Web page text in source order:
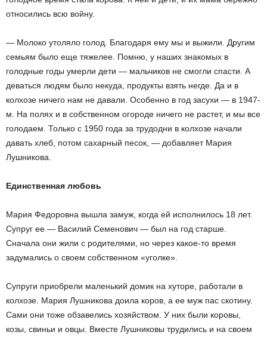
относились всю войну.
— Молоко утоляло голод. Благодаря ему мы и выжили. Другим
семьям было еще тяжелее. Помню, у наших знакомых в
голодные годы умерли дети — мальчиков не смогли спасти. А
деваться людям было некуда, продукты взять негде. Да и в
колхозе ничего нам не давали. Особенно в год засухи — в 1947-
м. На полях и в собственном огороде ничего не растет, и мы все
голодаем. Только с 1950 года за трудодни в колхозе начали
давать хлеб, потом сахарный песок, — добавляет Мария
Лушникова.
Единственная любовь
Мария Федоровна вышла замуж, когда ей исполнилось 18 лет.
Супруг ее — Василий Семенович — был на год старше.
Сначала они жили с родителями, но через какое-то время
задумались о своем собственном «уголке».
Супруги приобрели маленький домик на хуторе, работали в
колхозе. Мария Лушникова доила коров, а ее муж пас скотину.
Сами они тоже обзавелись хозяйством. У них были коровы,
козы, свиньи и овцы. Вместе Лушниковы трудились и на своем